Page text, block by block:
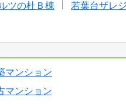
ツの杜Ｂ棟 若葉台ザレ
マンション
マンション